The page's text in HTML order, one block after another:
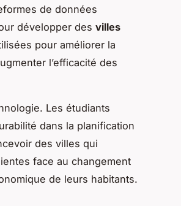
de données
développer des villes
pour améliorer la
l’efficacité des
Les étudiants
dans la planification
des villes qui
face au changement
de leurs habitants.